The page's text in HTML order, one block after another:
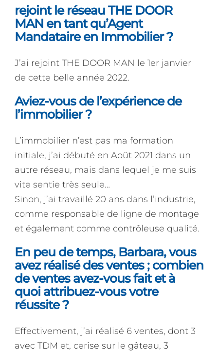
rejoint le réseau THE DOOR
MAN en tant qu’Agent
Mandataire en Immobilier ?
J’ai rejoint THE DOOR MAN le 1er janvier
de cette belle année 2022.
Aviez-vous de l’expérience de
l’immobilier ?
L’immobilier n’est pas ma formation
initiale, j’ai débuté en Août 2021 dans un
autre réseau, mais dans lequel je me suis
vite sentie très seule…
Sinon, j’ai travaillé 20 ans dans l’industrie,
comme responsable de ligne de montage
et également comme contrôleuse qualité.
En peu de temps, Barbara, vous
avez réalisé des ventes ; combien
de ventes avez-vous fait et à
quoi attribuez-vous votre
réussite ?
Effectivement, j’ai réalisé 6 ventes, dont 3
avec TDM et, cerise sur le gâteau, 3